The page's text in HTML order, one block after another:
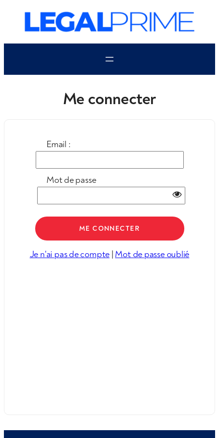
contenu
Me connecter
Email :
Mot de passe
Je n'ai pas de compte | Mot de passe oublié